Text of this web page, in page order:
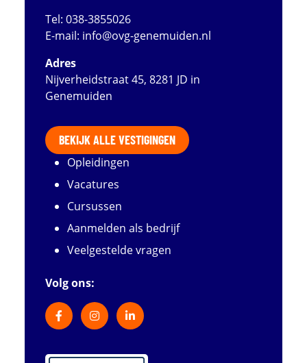
Tel: 038-3855026
E-mail: info@ovg-genemuiden.nl
Adres
Nijverheidstraat 45, 8281 JD in
Genemuiden
BEKIJK ALLE VESTIGINGEN
Opleidingen
Vacatures
Cursussen
Aanmelden als bedrijf
Veelgestelde vragen
Volg ons: